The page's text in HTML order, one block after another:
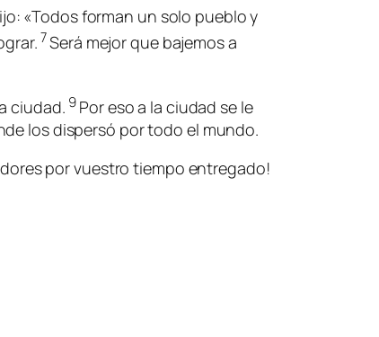
«Todos forman un solo pueblo y
7Será mejor que bajemos a
ciudad. 9Por eso a la ciudad se le
los dispersó por todo el mundo.
por vuestro tiempo entregado!